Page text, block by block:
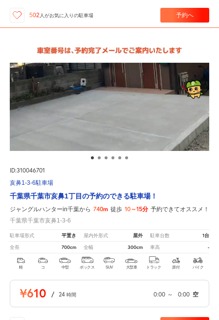
502 人がお気に入りの駐車場 予約へ
ID:310046701
亥鼻1-3-6駐車場
千葉県千葉市亥鼻1丁目の予約のできる駐車場！
ジャングルハンターin千葉から 740m 徒歩 10～15分 予約できてオススメ！
千葉県千葉市亥鼻1-3-6
駐車場形式 平置き 屋内外形式 屋外 駐車台数 1台
全長 700cm 全幅 300cm 車高 -
軽 コ 中型 ボックス SUV 大型車 トラック 原付 バイク
¥610 / 24 時間 0:00 ～ 0:00 空